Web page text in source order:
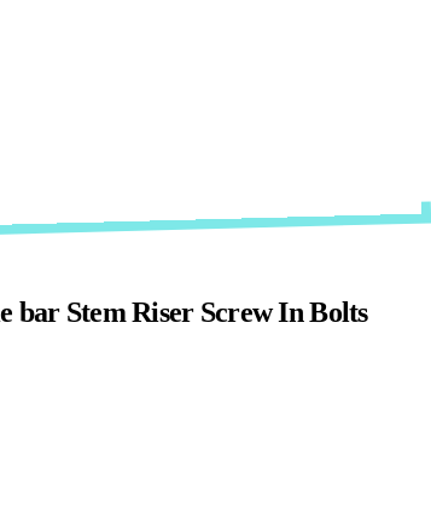
Stem Riser Screw In Bolts